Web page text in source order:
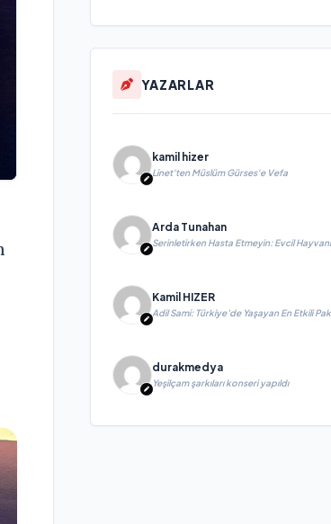
YAZARLAR
kamil hizer
Linet'ten Müslüm Gürses'e Vefa
Arda Tunahan
Serinletirken Hasta Etmeyin: Evcil
Kamil HIZER
Adil Sami: Türkiye’de Yaşayan En Etkili
İnsanlarından Biri, Yatırım ve Ekonomik
durakmedya
Yeşilçam şarkıları konseri yapıldı